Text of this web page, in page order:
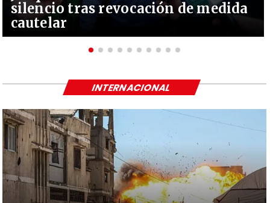
silencio tras revocación de medida
cautelar
INTERNACIONAL